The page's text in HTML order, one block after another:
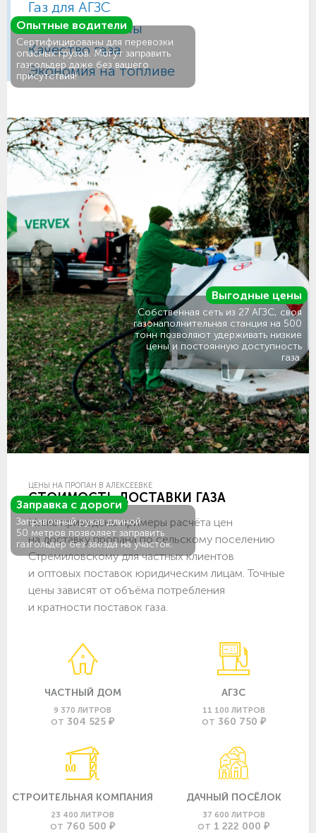
Газ для АГЗС
Газовые баллоны
Качество газа
Экономия на топливе
Опытные водители
Сертифицированы для перевозки
опасных грузов. Могут заправить
газгольдер даже без вашего
присутствия!
Заправка с дороги
Заправочный рукав длиной
50 метров позволяет заправить
газгольдер без заезда на участок.
Выгодные цены
Собственная сеть из 27 АГЗС, своя
газонаполнительная станция на 500
тонн позволяют удерживать низкие
цены и постоянную доступность
газа.
ЦЕНЫ НА ПРОПАН В АЛЕКСЕЕВКЕ
СТОИМОСТЬ ДОСТАВКИ ГАЗА
Ниже приведены примеры расчёта цен
на доставку пропана по сельскому поселению
Стремиловскому для частных клиентов
и оптовых поставок юридическим лицам. Точные
цены зависят от объёма потребления
и кратности поставок газа.
ЧАСТНЫЙ ДОМ
9 370 ЛИТРОВ
ОТ 304 525 ₽
АГЗС
11 100 ЛИТРОВ
ОТ 360 750 ₽
СТРОИТЕЛЬНАЯ КОМПАНИЯ
23 400 ЛИТРОВ
ОТ 760 500 ₽
ДАЧНЫЙ ПОСЁЛОК
37 600 ЛИТРОВ
ОТ 1 222 000 ₽